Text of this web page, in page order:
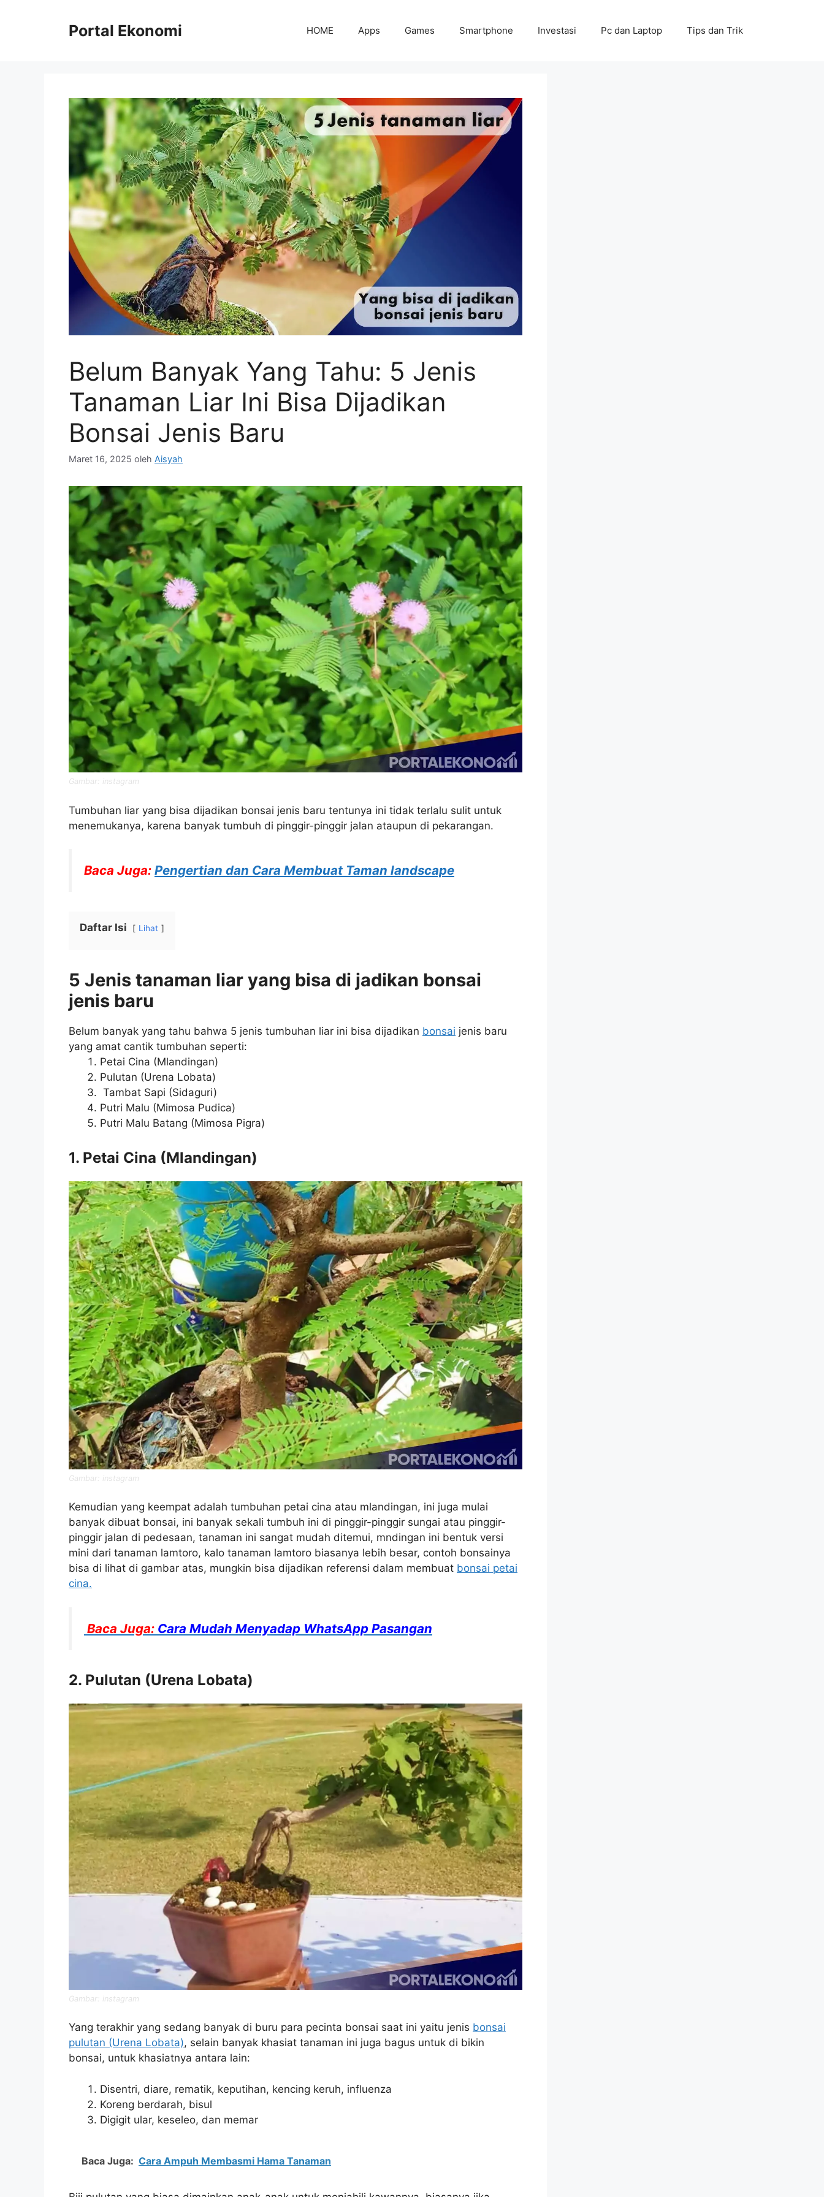
Portal Ekonomi HOME Apps Games Smartphone Investasi Pc dan Laptop Tips dan Trik
Belum Banyak Yang Tahu: 5 Jenis
Tanaman Liar Ini Bisa Dijadikan
Bonsai Jenis Baru
Maret 16, 2025 oleh Aisyah
Gambar: instagram
Tumbuhan liar yang bisa dijadikan bonsai jenis baru tentunya ini tidak terlalu sulit untuk
menemukanya, karena banyak tumbuh di pinggir-pinggir jalan ataupun di pekarangan.
Baca Juga: Pengertian dan Cara Membuat Taman landscape
Daftar Isi Lihat
5 Jenis tanaman liar yang bisa di jadikan bonsai
jenis baru
Belum banyak yang tahu bahwa 5 jenis tumbuhan liar ini bisa dijadikan bonsai jenis baru
yang amat cantik tumbuhan seperti:
Petai Cina (Mlandingan)
Pulutan (Urena Lobata)
Tambat Sapi (Sidaguri)
Putri Malu (Mimosa Pudica)
Putri Malu Batang (Mimosa Pigra)
1. Petai Cina (Mlandingan)
Gambar: instagram
Kemudian yang keempat adalah tumbuhan petai cina atau mlandingan, ini juga mulai
banyak dibuat bonsai, ini banyak sekali tumbuh ini di pinggir-pinggir sungai atau pinggir-
pinggir jalan di pedesaan, tanaman ini sangat mudah ditemui, mndingan ini bentuk versi
mini dari tanaman lamtoro, kalo tanaman lamtoro biasanya lebih besar, contoh bonsainya
bisa di lihat di gambar atas, mungkin bisa dijadikan referensi dalam membuat bonsai petai
cina.
Baca Juga: Cara Mudah Menyadap WhatsApp Pasangan
2. Pulutan (Urena Lobata)
Gambar: instagram
Yang terakhir yang sedang banyak di buru para pecinta bonsai saat ini yaitu jenis bonsai
pulutan (Urena Lobata), selain banyak khasiat tanaman ini juga bagus untuk di bikin
bonsai, untuk khasiatnya antara lain:
Disentri, diare, rematik, keputihan, kencing keruh, influenza
Koreng berdarah, bisul
Digigit ular, keseleo, dan memar
Baca Juga: Cara Ampuh Membasmi Hama Tanaman